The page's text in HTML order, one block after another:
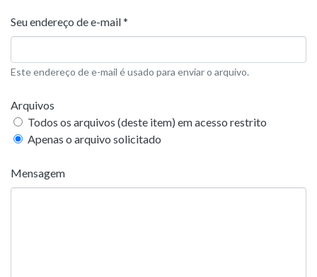
Seu endereço de e-mail *
Este endereço de e-mail é usado para enviar o arquivo.
Arquivos
Todos os arquivos (deste item) em acesso restrito
Apenas o arquivo solicitado
Mensagem